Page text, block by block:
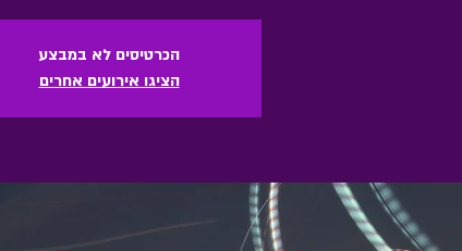
הכרטיסים לא במבצע
הציגו אירועים אחרים